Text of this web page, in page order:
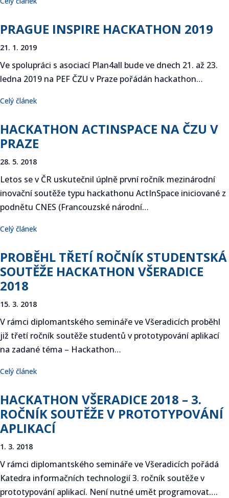
PRAGUE INSPIRE HACKATHON 2019
21. 1. 2019
Ve spolupráci s asociací Plan4all bude ve dnech 21. až 23.
ledna 2019 na PEF ČZU v Praze pořádán hackathon…
Celý článek
HACKATHON ACTINSPACE NA ČZU V
PRAZE
28. 5. 2018
Letos se v ČR uskutečnil úplně první ročník mezinárodní
inovační soutěže typu hackathonu ActInSpace iniciované z
podnětu CNES (Francouzské národní…
Celý článek
PROBĚHL TŘETÍ ROČNÍK STUDENTSKÁ
SOUTĚŽE HACKATHON VŠERADICE
2018
15. 3. 2018
V rámci diplomantského semináře ve Všeradicích proběhl
již třetí ročník soutěže studentů v prototypování aplikací
na zadané téma – Hackathon…
Celý článek
HACKATHON VŠERADICE 2018 – 3.
ROČNÍK SOUTĚŽE V PROTOTYPOVÁNÍ
APLIKACÍ
1. 3. 2018
V rámci diplomantského semináře ve Všeradicích pořádá
Katedra informačních technologií 3. ročník soutěže v
prototypování aplikací. Není nutné umět programovat….